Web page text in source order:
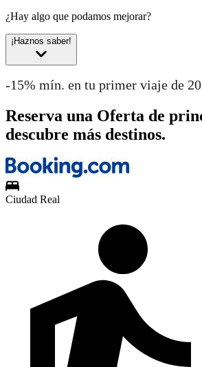
¿Hay algo que podamos mejorar?
¡Haznos saber!
-15% mín. en tu primer viaje de
Reserva una Oferta de
descubre más destinos.
Ciudad Real